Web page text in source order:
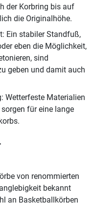
der Korbring bis auf
die Originalhöhe.
Ein stabiler Standfuß,
eben die Möglichkeit,
sind
geben und damit auch
Wetterfeste Materialien
für eine lange
von renommierten
bekannt
an Basketballkörben